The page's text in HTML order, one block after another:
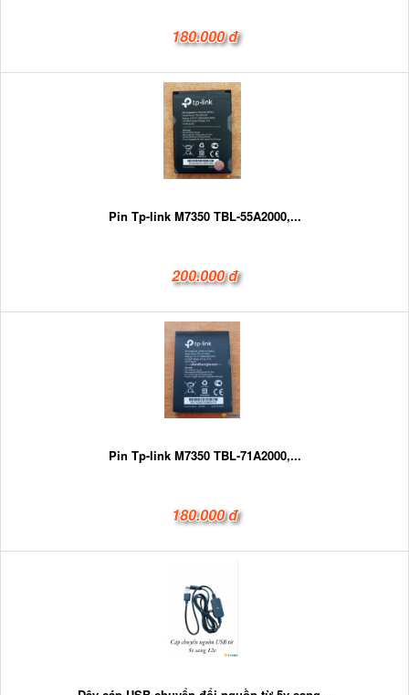
180.000 đ
Pin Tp-link M7350 TBL-55A2000,...
200.000 đ
Pin Tp-link M7350 TBL-71A2000,...
180.000 đ